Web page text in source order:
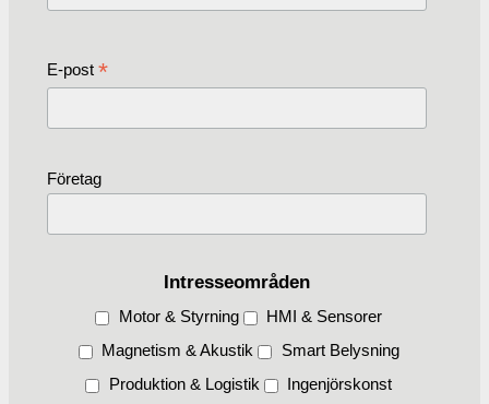
E-post *
Företag
Intresseområden
Motor & Styrning
HMI & Sensorer
Magnetism & Akustik
Smart Belysning
Produktion & Logistik
Ingenjörskonst